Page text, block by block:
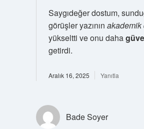
Saygıdeğer dostum,
görüşler yazının
yükseltti ve onu daha
getirdi.
Aralık 16, 2025 Yanıtla
Bade Soyer